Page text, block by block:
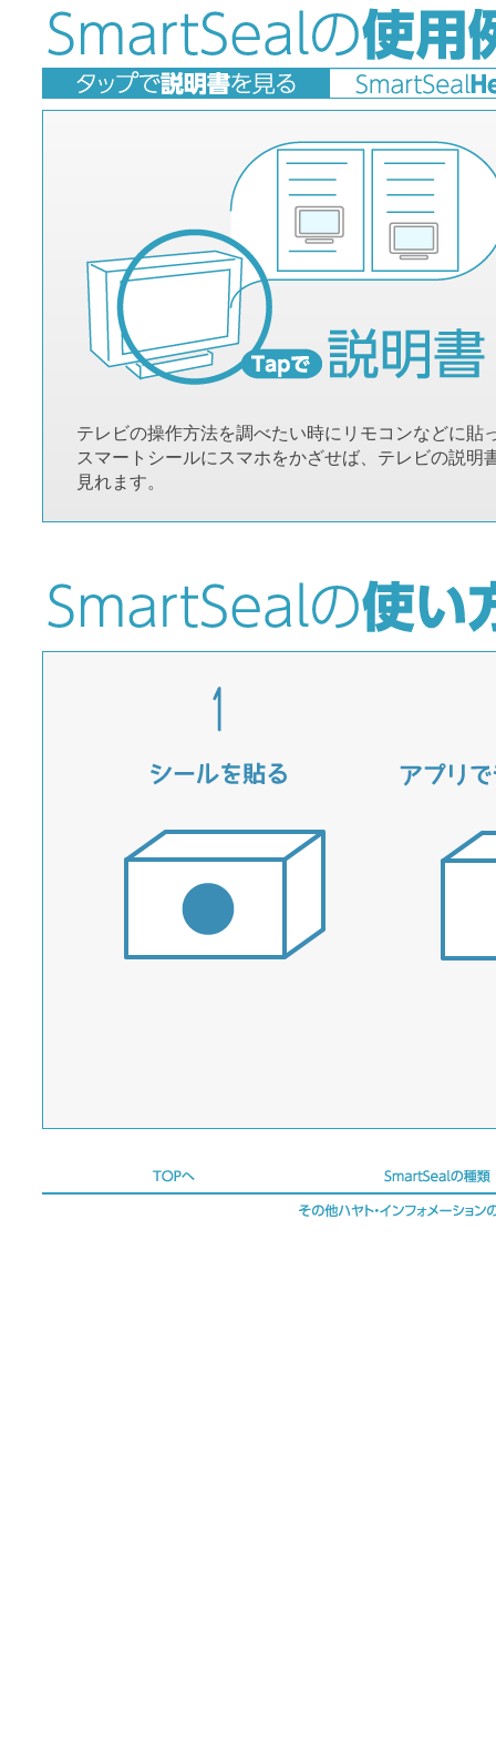
テレビの操作方法を調べたい時にリモコンなどに貼
スマートシールにスマホをかざせば、テレビの説明
見れます。